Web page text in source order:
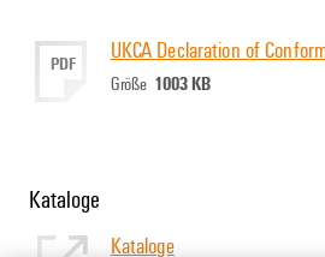
PDF UKCA Declaration of
Größe 1003 KB
Kataloge
Kataloge